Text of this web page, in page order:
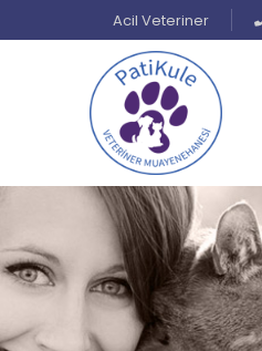
Acil Veteriner